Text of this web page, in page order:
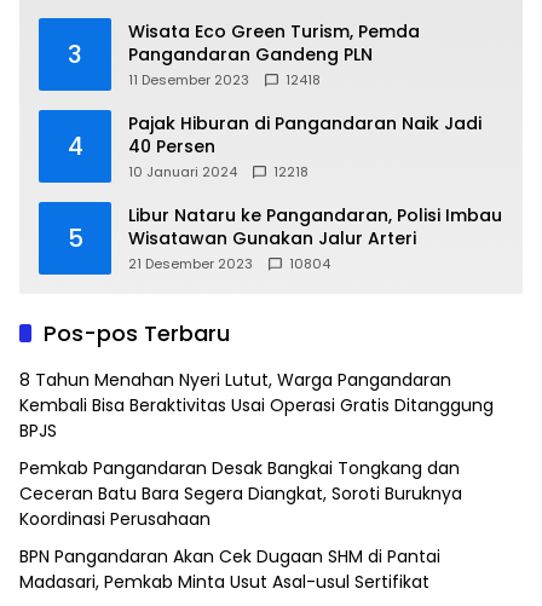
3
Wisata Eco Green Turism, Pemda
Pangandaran Gandeng PLN
11 Desember 2023 12418
4
Pajak Hiburan di Pangandaran Naik Jadi
40 Persen
10 Januari 2024 12218
5
Libur Nataru ke Pangandaran, Polisi Imbau
Wisatawan Gunakan Jalur Arteri
21 Desember 2023 10804
Pos-pos Terbaru
8 Tahun Menahan Nyeri Lutut, Warga Pangandaran
Kembali Bisa Beraktivitas Usai Operasi Gratis Ditanggung
BPJS
Pemkab Pangandaran Desak Bangkai Tongkang dan
Ceceran Batu Bara Segera Diangkat, Soroti Buruknya
Koordinasi Perusahaan
BPN Pangandaran Akan Cek Dugaan SHM di Pantai
Madasari, Pemkab Minta Usut Asal-usul Sertifikat